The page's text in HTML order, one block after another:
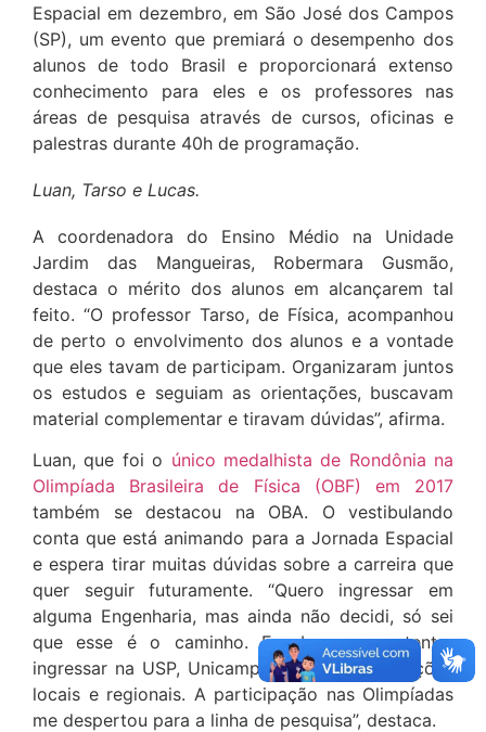
Espacial em dezembro, em São José dos Campos
(SP), um evento que premiará o desempenho dos
alunos de todo Brasil e proporcionará extenso
conhecimento para eles e os professores nas
áreas de pesquisa através de cursos, oficinas e
palestras durante 40h de programação.
Luan, Tarso e Lucas.
A coordenadora do Ensino Médio na Unidade
Jardim das Mangueiras, Robermara Gusmão,
destaca o mérito dos alunos em alcançarem tal
feito. “O professor Tarso, de Física, acompanhou
de perto o envolvimento dos alunos e a vontade
que eles tavam de participam. Organizaram juntos
os estudos e seguiam as orientações, buscavam
material complementar e tiravam dúvidas”, afirma.
Luan, que foi o único medalhista de Rondônia na
Olimpíada Brasileira de Física (OBF) em 2017
também se destacou na OBA. O vestibulando
conta que está animando para a Jornada Espacial
e espera tirar muitas dúvidas sobre a carreira que
quer seguir futuramente. “Quero ingressar em
alguma Engenharia, mas ainda não decidi, só sei
que esse é o caminho. Em breve vou tentar
ingressar na USP, Unicamp e algumas instituições
locais e regionais. A participação nas Olimpíadas
me despertou para a linha de pesquisa”, destaca.